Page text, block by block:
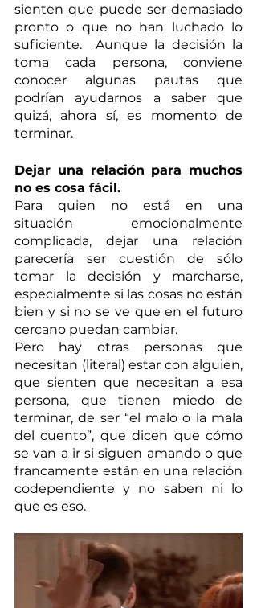
sienten que puede ser demasiado
pronto o que no han luchado lo
suficiente.  Aunque la decisión la
toma cada persona, conviene
conocer algunas pautas que
podrían ayudarnos a saber que
quizá, ahora sí, es momento de
terminar.
Dejar una relación para muchos
no es cosa fácil.
Para quien no está en una
situación emocionalmente
complicada, dejar una relación
parecería ser cuestión de sólo
tomar la decisión y marcharse,
especialmente si las cosas no están
bien y si no se ve que en el futuro
cercano puedan cambiar.
Pero hay otras personas que
necesitan (literal) estar con alguien,
que sienten que necesitan a esa
persona, que tienen miedo de
terminar, de ser “el malo o la mala
del cuento”, que dicen que cómo
se van a ir si siguen amando o que
francamente están en una relación
codependiente y no saben ni lo
que es eso.